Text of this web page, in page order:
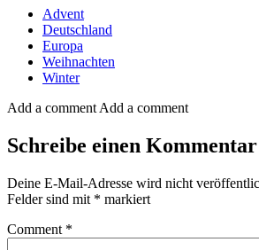
Advent
Deutschland
Europa
Weihnachten
Winter
Add a commentAdd a comment
Schreibe einen Kommentar
Deine E-Mail-Adresse wird nicht
Felder sind mit * markiert
Comment *